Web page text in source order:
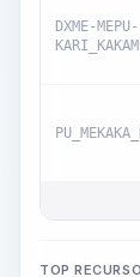
DXME-MEPU-
TOP